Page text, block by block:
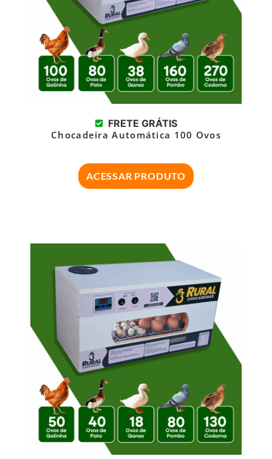
FRETE GRÁTIS
Chocadeira Automática 100 Ovos
ACESSAR PRODUTO